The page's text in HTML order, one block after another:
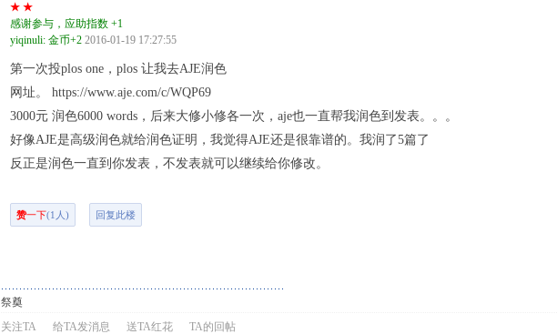
★ ★
感谢参与，应助指数 +1
yiqinuli: 金币+2 2016-01-19 17:27:55
第一次投plos one，plos 让我去AJE润色
网址。 https://www.aje.com/c/WQP69
3000元 润色6000 words，后来大修小修各一次，aje也一直帮我润色到发表。。。
好像AJE是高级润色就给润色证明，我觉得AJE还是很靠谱的。我润了5篇了
反正是润色一直到你发表，不发表就可以继续给你修改。
赞一下(1人) 回复此楼
祭奠
关注TA 给TA发消息 送TA红花 TA的回帖